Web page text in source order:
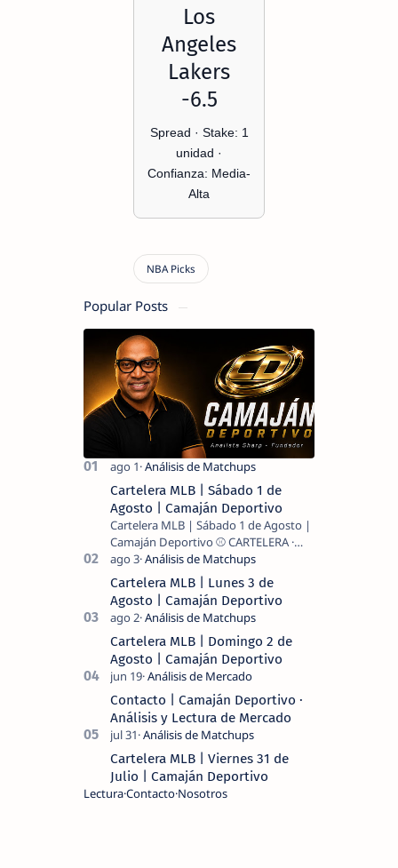
Los
Angeles
Lakers
-6.5
Spread · Stake: 1
unidad ·
Confianza: Media-
Alta
Popular Posts
Cartelera MLB | Sábado 1 de
Agosto | Camaján Deportivo
Cartelera MLB | Sábado 1 de Agosto |
Camaján Deportivo ⚾ CARTELERA ·
Cartelera MLB | Lunes 3 de
Agosto | Camaján Deportivo
Cartelera MLB | Domingo 2 de
Agosto | Camaján Deportivo
Contacto | Camaján Deportivo ·
Análisis y Lectura de Mercado
Cartelera MLB | Viernes 31 de
Julio | Camaján Deportivo
LecturaContacto Nosotros